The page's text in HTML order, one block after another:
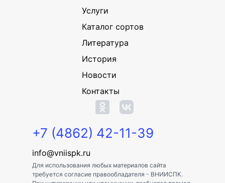
Услуги
Каталог сортов
Литература
История
Новости
Контакты
+7 (4862) 42-11-39
info@vniispk.ru
Для использования любых материалов сайта
требуется согласие правообладателя - ВНИИСПК.